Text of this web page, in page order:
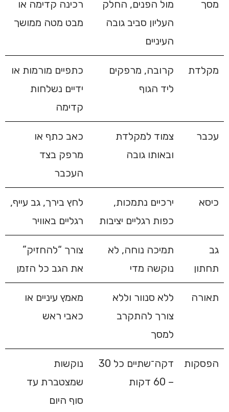
מסך
מול הפנים, החלק
העליון סביב גובה
העיניים
רכינה קדימה או
מבט מטה ממושך
מקלדת
קרובה, מרפקים
ליד הגוף
כתפיים מורמות או
ידיים נשלחות
קדימה
עכבר
צמוד למקלדת
ובאותו גובה
כאב כתף או
מרפק בצד
העכבר
כיסא
ירכיים נתמכות,
כפות רגליים יציבות
לחץ בירך, גב עייף,
רגליים באוויר
גב
תחתון
תמיכה נוחה, לא
נוקשה מדי
צורך “להחזיק”
את הגב כל הזמן
תאורה
ללא סנוור וללא
צורך להתקרב
למסך
מאמץ עיניים או
כאבי ראש
הפסקות
דקה־שתיים כל 30
– 60 דקות
נוקשות
שמצטברת עד
סוף היום